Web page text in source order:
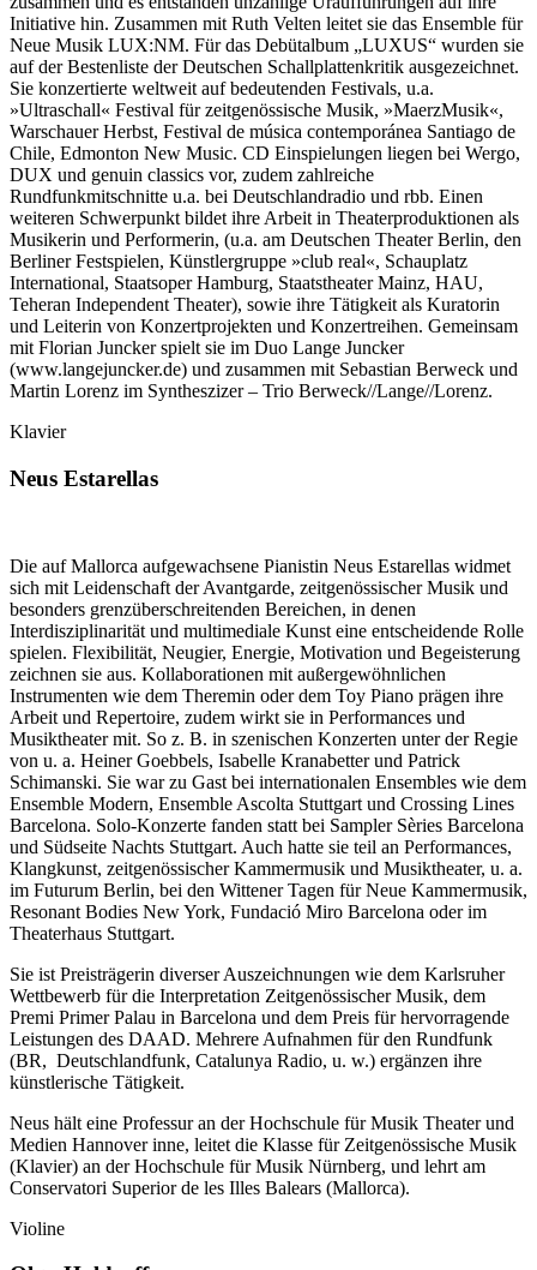
Initiative hin. Zusammen mit Ruth Velten leitet sie das Ensemble für
Neue Musik LUX:NM. Für das Debütalbum „LUXUS“ wurden sie
auf der Bestenliste der Deutschen Schallplattenkritik ausgezeichnet.
Sie konzertierte weltweit auf bedeutenden Festivals, u.a.
»Ultraschall« Festival für zeitgenössische Musik, »MaerzMusik«,
Warschauer Herbst, Festival de música contemporánea Santiago de
Chile, Edmonton New Music. CD Einspielungen liegen bei Wergo,
DUX und genuin classics vor, zudem zahlreiche
Rundfunkmitschnitte u.a. bei Deutschlandradio und rbb. Einen
weiteren Schwerpunkt bildet ihre Arbeit in Theaterproduktionen als
Musikerin und Performerin, (u.a. am Deutschen Theater Berlin, den
Berliner Festspielen, Künstlergruppe »club real«, Schauplatz
International, Staatsoper Hamburg, Staatstheater Mainz, HAU,
Teheran Independent Theater), sowie ihre Tätigkeit als Kuratorin
und Leiterin von Konzertprojekten und Konzertreihen. Gemeinsam
mit Florian Juncker spielt sie im Duo Lange Juncker
(www.langejuncker.de) und zusammen mit Sebastian Berweck und
Martin Lorenz im Syntheszizer – Trio Berweck//Lange//Lorenz.
Klavier
Neus Estarellas
Die auf Mallorca aufgewachsene Pianistin Neus Estarellas widmet
sich mit Leidenschaft der Avantgarde, zeitgenössischer Musik und
besonders grenzüberschreitenden Bereichen, in denen
Interdisziplinarität und multimediale Kunst eine entscheidende Rolle
spielen. Flexibilität, Neugier, Energie, Motivation und Begeisterung
zeichnen sie aus. Kollaborationen mit außergewöhnlichen
Instrumenten wie dem Theremin oder dem Toy Piano prägen ihre
Arbeit und Repertoire, zudem wirkt sie in Performances und
Musiktheater mit. So z. B. in szenischen Konzerten unter der Regie
von u. a. Heiner Goebbels, Isabelle Kranabetter und Patrick
Schimanski. Sie war zu Gast bei internationalen Ensembles wie dem
Ensemble Modern, Ensemble Ascolta Stuttgart und Crossing Lines
Barcelona. Solo-Konzerte fanden statt bei Sampler Sèries Barcelona
und Südseite Nachts Stuttgart. Auch hatte sie teil an Performances,
Klangkunst, zeitgenössischer Kammermusik und Musiktheater, u. a.
im Futurum Berlin, bei den Wittener Tagen für Neue Kammermusik,
Resonant Bodies New York, Fundació Miro Barcelona oder im
Theaterhaus Stuttgart.
Sie ist Preisträgerin diverser Auszeichnungen wie dem Karlsruher
Wettbewerb für die Interpretation Zeitgenössischer Musik, dem
Premi Primer Palau in Barcelona und dem Preis für hervorragende
Leistungen des DAAD. Mehrere Aufnahmen für den Rundfunk
(BR, Deutschlandfunk, Catalunya Radio, u. w.) ergänzen ihre
künstlerische Tätigkeit.
Neus hält eine Professur an der Hochschule für Musik Theater und
Medien Hannover inne, leitet die Klasse für Zeitgenössische Musik
(Klavier) an der Hochschule für Musik Nürnberg, und lehrt am
Conservatori Superior de les Illes Balears (Mallorca).
Violine